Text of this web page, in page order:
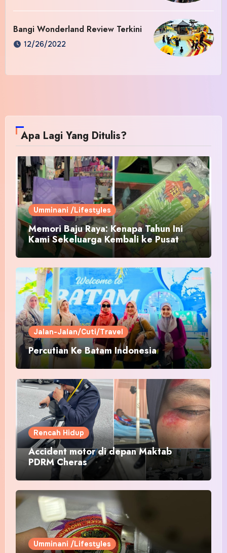
Bangi Wonderland Review Terkini
12/26/2022
Apa Lagi Yang Ditulis?
Umminani /Lifestyles
Memori Baju Raya: Kenapa Tahun Ini
Kami Sekeluarga Kembali ke Pusat
Pakaian Hari-Hari?
Jalan-Jalan/Cuti/Travel
Percutian Ke Batam Indonesia
Rencah Hidup
Accident motor di depan Maktab
PDRM Cheras
Umminani /Lifestyles